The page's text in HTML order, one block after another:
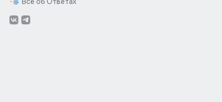
Всё об Ответах